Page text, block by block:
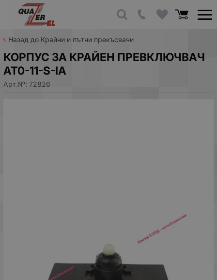
Назад до Крайни и пътни прекъсвачи
КОРПУС ЗА КРАЙЕН ПРЕВКЛЮЧВАЧ
AT0-11-S-IA
Арт.№: 72826